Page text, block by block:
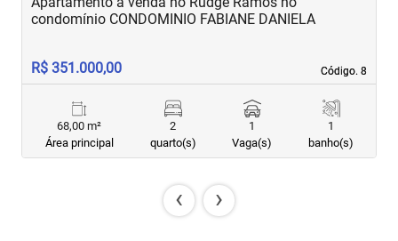
Código. 8
Código. 8
condomínio CONDOMINIO FABIANE DANIELA
R$ 351.000,00
68,00 m²
Área principal
2
quarto(s)
1
Vaga(s)
1
banho(s)
‹ ›